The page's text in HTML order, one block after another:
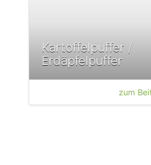
Kartoffelpuffer /
Erdäpfelpuffer
zum